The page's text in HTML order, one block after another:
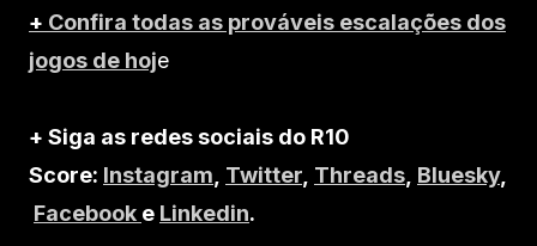
+ Confira todas as prováveis escalações dos
jogos de hoje
+ Siga as redes sociais do R10
Score: Instagram Twitter Threads Bluesky,
Facebook e Linkedin.